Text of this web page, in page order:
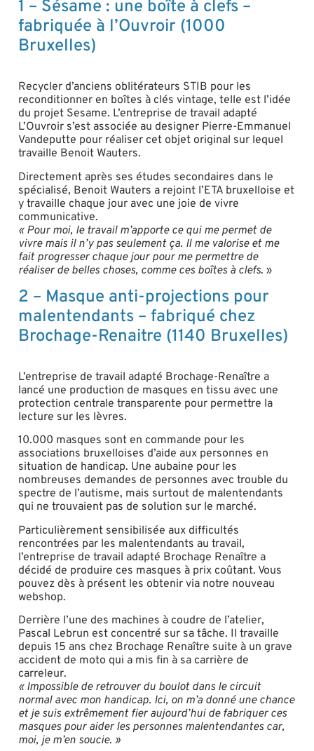
1 – Sésame : une boîte à clefs –
fabriquée à l’Ouvroir (1000
Bruxelles)
Recycler d’anciens oblitérateurs STIB pour les
reconditionner en boîtes à clés vintage, telle est l’idée
du projet Sesame. L’entreprise de travail adapté
L’Ouvroir s’est associée au designer Pierre-Emmanuel
Vandeputte pour réaliser cet objet original sur lequel
travaille Benoit Wauters.
Directement après ses études secondaires dans le
spécialisé, Benoit Wauters a rejoint l’ETA bruxelloise et
y travaille chaque jour avec une joie de vivre
communicative.
« Pour moi, le travail m’apporte ce qui me permet de
vivre mais il n’y pas seulement ça. Il me valorise et me
fait progresser chaque jour pour me permettre de
réaliser de belles choses, comme ces boîtes à clefs. »
2 – Masque anti-projections pour
malentendants – fabriqué chez
Brochage-Renaitre (1140 Bruxelles)
L’entreprise de travail adapté Brochage-Renaître a
lancé une production de masques en tissu avec une
protection centrale transparente pour permettre la
lecture sur les lèvres.
10.000 masques sont en commande pour les
associations bruxelloises d’aide aux personnes en
situation de handicap. Une aubaine pour les
nombreuses demandes de personnes avec trouble du
spectre de l’autisme, mais surtout de malentendants
qui ne trouvaient pas de solution sur le marché.
Particulièrement sensibilisée aux difficultés
rencontrées par les malentendants au travail,
l’entreprise de travail adapté Brochage Renaître a
décidé de produire ces masques à prix coûtant. Vous
pouvez dès à présent les obtenir via notre nouveau
webshop.
Derrière l’une des machines à coudre de l’atelier,
Pascal Lebrun est concentré sur sa tâche. Il travaille
depuis 15 ans chez Brochage Renaître suite à un grave
accident de moto qui a mis fin à sa carrière de
carreleur.
« Impossible de retrouver du boulot dans le circuit
normal avec mon handicap. Ici, on m’a donné une chance
et je suis extrêmement fier aujourd’hui de fabriquer ces
masques pour aider les personnes malentendantes car,
moi, je m’en soucie. »